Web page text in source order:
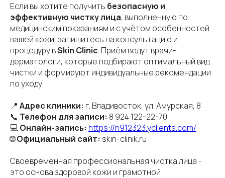
Если вы хотите получить безопасную и
эффективную чистку лица, выполненную по
медицинским показаниям и с учётом особенностей
вашей кожи, запишитесь на консультацию и
процедуру вSkin Clinic. Приём ведут врачи-
дерматологи, которые подбирают оптимальный вид
чистки и формируют индивидуальные рекомендации
по уходу.
📍 Адрес клиники: г. Владивосток, ул. Амурская, 8
📞 Телефон для записи: 8 924 122-22-70
💻Онлайн-запись: https://n912323.yclients.com/
🌐Официальный сайт: skin-clinik.ru
Своевременная профессиональная чистка лица -
это основа здоровой кожи и грамотной